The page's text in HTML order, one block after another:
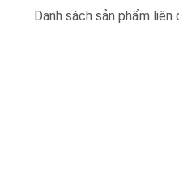
Danh sách sản phẩm liên